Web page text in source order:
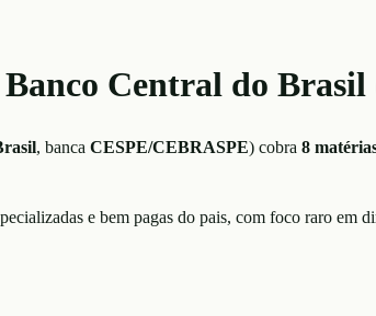
Central do
, banca CESPE/CEBRASPE) cobra 8
e bem pagas do pais, com foco raro em